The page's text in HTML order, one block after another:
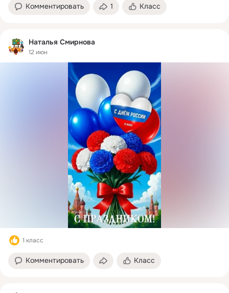
Комментировать 1 Класс
Наталья Смирнова
12 июн
1 класс
Комментировать Класс